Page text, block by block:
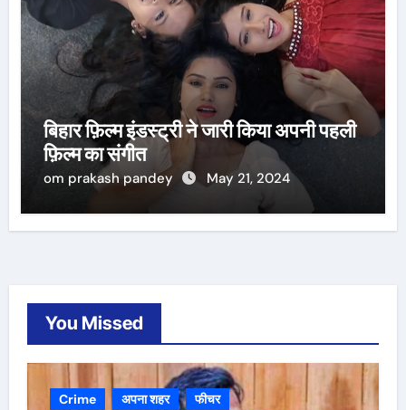
बिहार फ़िल्म इंडस्ट्री ने जारी किया अपनी पहली
फ़िल्म का संगीत
om prakash pandey May 21, 2024
You Missed
Crime अपना शहर फीचर